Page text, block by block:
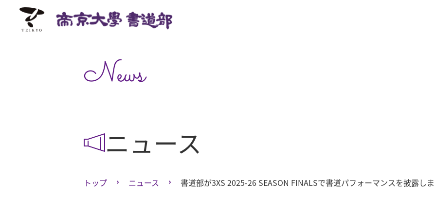
News
ニュース
トップ ニュース 書道部が3XS 2025-26 SEASON FINALSで書道パフォーマンスを披露し